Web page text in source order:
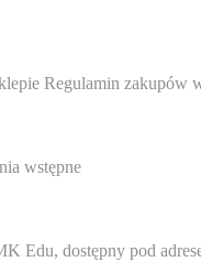
Regulamin zakupów
wstępne
Edu, dostępny pod